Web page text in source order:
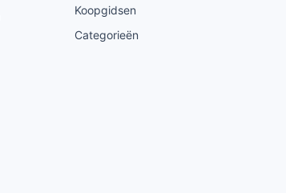
Koopgidsen
Categorieën